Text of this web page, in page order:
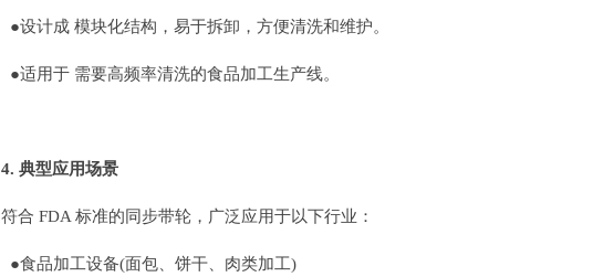
●设计成 模块化结构，易于拆卸，方便清洗和维护。
●适用于 需要高频率清洗的食品加工生产线。
4. 典型应用场景
符合 FDA 标准的同步带轮，广泛应用于以下行业：
●食品加工设备(面包、饼干、肉类加工)